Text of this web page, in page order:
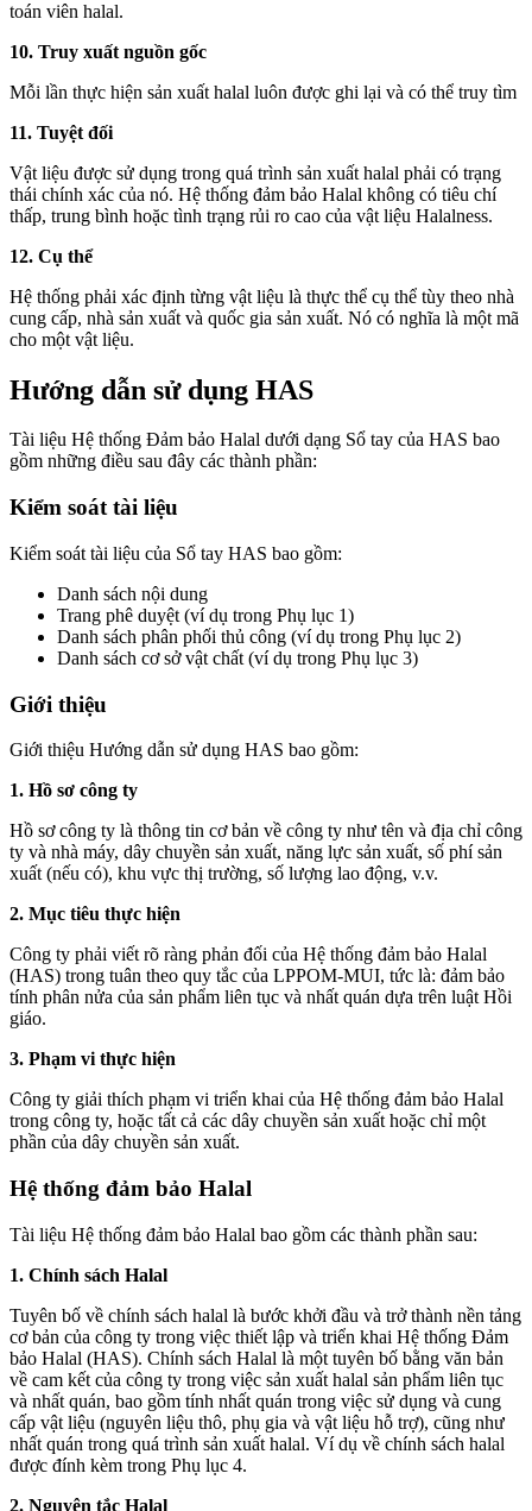
toán viên halal.
10. Truy xuất nguồn gốc
Mỗi lần thực hiện sản xuất halal luôn được ghi lại và có thể truy tìm
11. Tuyệt đối
Vật liệu được sử dụng trong quá trình sản xuất halal phải có trạng
thái chính xác của nó. Hệ thống đảm bảo Halal không có tiêu chí
thấp, trung bình hoặc tình trạng rủi ro cao của vật liệu Halalness.
12. Cụ thể
Hệ thống phải xác định từng vật liệu là thực thể cụ thể tùy theo nhà
cung cấp, nhà sản xuất và quốc gia sản xuất. Nó có nghĩa là một mã
cho một vật liệu.
Hướng dẫn sử dụng HAS
Tài liệu Hệ thống Đảm bảo Halal dưới dạng Sổ tay của HAS bao
gồm những điều sau đây các thành phần:
Kiểm soát tài liệu
Kiểm soát tài liệu của Sổ tay HAS bao gồm:
Danh sách nội dung
Trang phê duyệt (ví dụ trong Phụ lục 1)
Danh sách phân phối thủ công (ví dụ trong Phụ lục 2)
Danh sách cơ sở vật chất (ví dụ trong Phụ lục 3)
Giới thiệu
Giới thiệu Hướng dẫn sử dụng HAS bao gồm:
1. Hồ sơ công ty
Hồ sơ công ty là thông tin cơ bản về công ty như tên và địa chỉ công
ty và nhà máy, dây chuyền sản xuất, năng lực sản xuất, số phí sản
xuất (nếu có), khu vực thị trường, số lượng lao động, v.v.
2. Mục tiêu thực hiện
Công ty phải viết rõ ràng phản đối của Hệ thống đảm bảo Halal
(HAS) trong tuân theo quy tắc của LPPOM-MUI, tức là: đảm bảo
tính phân nửa của sản phẩm liên tục và nhất quán dựa trên luật Hồi
giáo.
3. Phạm vi thực hiện
Công ty giải thích phạm vi triển khai của Hệ thống đảm bảo Halal
trong công ty, hoặc tất cả các dây chuyền sản xuất hoặc chỉ một
phần của dây chuyền sản xuất.
Hệ thống đảm bảo Halal
Tài liệu Hệ thống đảm bảo Halal bao gồm các thành phần sau:
1. Chính sách Halal
Tuyên bố về chính sách halal là bước khởi đầu và trở thành nền tảng
cơ bản của công ty trong việc thiết lập và triển khai Hệ thống Đảm
bảo Halal (HAS). Chính sách Halal là một tuyên bố bằng văn bản
về cam kết của công ty trong việc sản xuất halal sản phẩm liên tục
và nhất quán, bao gồm tính nhất quán trong việc sử dụng và cung
cấp vật liệu (nguyên liệu thô, phụ gia và vật liệu hỗ trợ), cũng như
nhất quán trong quá trình sản xuất halal. Ví dụ về chính sách halal
được đính kèm trong Phụ lục 4.
2. Nguyên tắc Halal